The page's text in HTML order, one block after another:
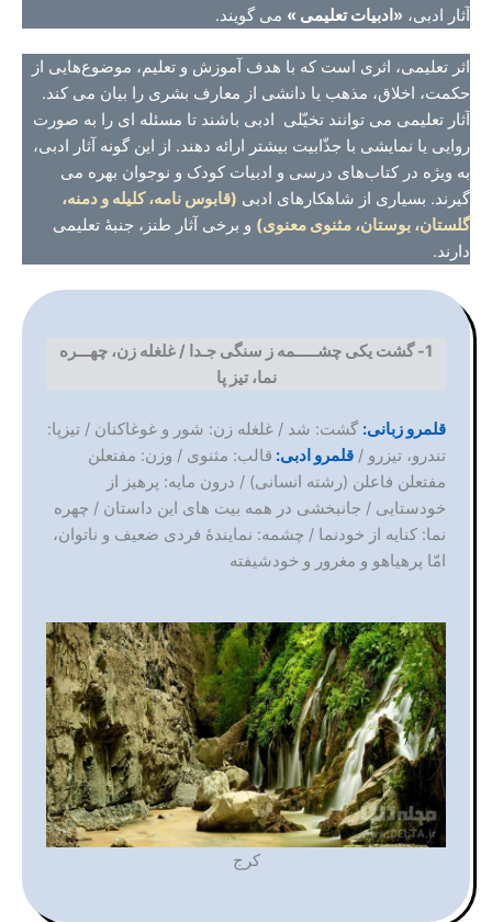
آثار ادبی، «ادبیات تعلیمی » می گویند.
اثر تعلیمی، اثری است که با هدف آموزش و تعلیم، موضوع‌هایی از
حکمت، اخلاق، مذهب یا دانشی از معارف بشری را بیان می کند.
آثار تعلیمی می توانند تخیّلی ادبی باشند تا مسئله ای را به صورت
روایی یا نمایشی با جذّابیت بیشتر ارائه دهند. از این گونه آثار ادبی،
به ویژه در کتاب‌های درسی و ادبیات کودک و نوجوان بهره می
گیرند. بسیاری از شاهکارهای ادبی (قابوس نامه، کلیله و دمنه،
گلستان، بوستان، مثنوی معنوی) و برخی آثار طنز، جنبهٔ تعلیمی
دارند.
1- گشت یکی چشـــــمه ز سنگی جـدا / غلغله زن، چهـــره
نما، تیز پا
قلمرو زبانی: گشت: شد / غلغله زن: شور و غوغاکنان / تیزپا:
تندرو،‌ تیزرو / قلمرو ادبی: قالب: مثنوی / وزن: مفتعلن
مفتعلن فاعلن (رشته انسانی) / درون مایه: پرهیز از
خودستایی / جانبخشی در همه بیت های این داستان / چهره
نما: کنایه از خودنما / چشمه: نمایندهٔ فردی ضعیف و ناتوان،
امّا پرهیاهو و مغرور و خودشیفته
کرج